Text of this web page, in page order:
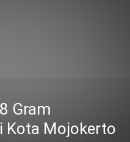
Gram
Kota Mojokerto